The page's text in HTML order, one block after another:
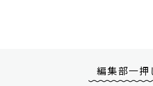
編集部一押